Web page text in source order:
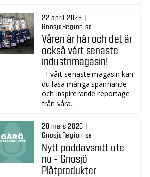
22 april 2026 |
GnosjoRegion.se
Våren är här och det är
också vårt senaste
industrimagasin!
I vårt senaste magasin kan
du läsa många spännande
och inspirerande reportage
från våra...
28 mars 2026 |
GnosjoRegion.se
Nytt poddavsnitt ute
nu - Gnosjö
Plåtprodukter